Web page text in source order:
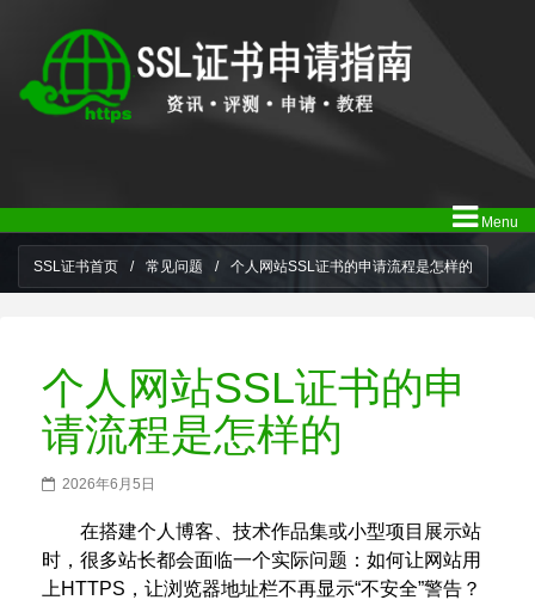
Menu
SSL证书首页 / 常见问题 / 个人网站SSL证书的申请流程是怎样的
个人网站SSL证书的申
请流程是怎样的
2026年6月5日
在搭建个人博客、技术作品集或小型项目展示站
时，很多站长都会面临一个实际问题：如何让网站用
上HTTPS，让浏览器地址栏不再显示“不安全”警告？